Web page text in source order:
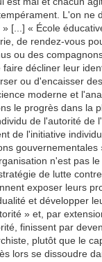
L'on ne
[...] « École
de rendez-vous
ou des
faire décliner leur
ou d'encaisser
moderne et
le progrès dans la
de l'autorité de
de l'initiative
gouvernementales
n'est pas
de lutte
exposer leurs
et développer
» et, par
finissent par
plutôt que le
lors se dissoudre